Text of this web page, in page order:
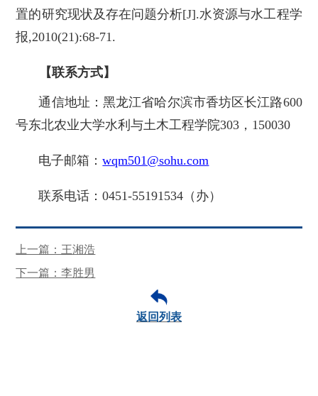
置的研究现状及存在问题分析[J].水资源与水工程学
报,2010(21):68-71.
【联系方式】
通信地址：黑龙江省哈尔滨市香坊区长江路600
号东北农业大学水利与土木工程学院303，150030
电子邮箱：wqm501@sohu.com
联系电话：0451-55191534（办）
上一篇：王湘浩
下一篇：李胜男
返回列表